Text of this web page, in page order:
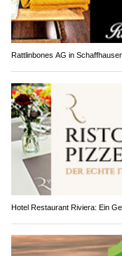
Rattlinbones AG in
Hotel Restaurant Riviera: Ein